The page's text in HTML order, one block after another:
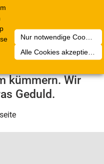
Nur notwendige Cookies akzeptieren
Alle Cookies akzeptieren
Fehler
Team wird
kümmern. Wir
Geduld.